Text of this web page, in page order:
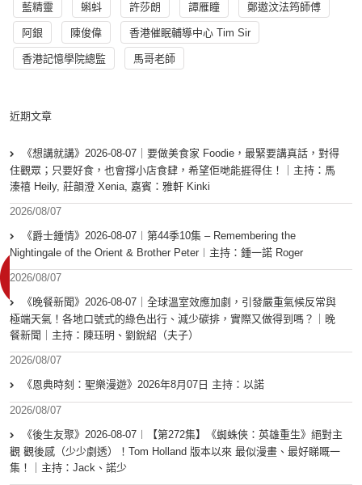
藍精靈 蝌蚪 許莎朗 譚雁瞳 鄭遨汶法筠師傅
阿銀 陳俊偉 香港催眠輔導中心 Tim Sir
香港記憶學院總監 馬哥老師
近期文章
《想講就講》2026-08-07｜要做美食家 Foodie，最緊要講真話，對得
住觀眾；只要好食，也會撐小店食肆，希望佢哋能捱得住！｜主持：馬
溱禧 Heily, 莊韻澄 Xenia, 嘉賓：雅軒 Kinki
2026/08/07
《爵士鍾情》2026-08-07︱第44季10集 – Remembering the
Nightingale of the Orient & Brother Peter︱主持：鍾一諾 Roger
2026/08/07
《晚餐新聞》2026-08-07｜全球溫室效應加劇，引發嚴重氣候反常與
極端天氣！各地口號式的綠色出行、減少碳排，實際又做得到嗎？｜晚
餐新聞｜主持：陳珏明、劉銳紹（夫子）
2026/08/07
《恩典時刻：聖樂漫遊》2026年8月07日 主持：以諾
2026/08/07
《後生友聚》2026-08-07︱【第272集】《蜘蛛俠：英雄重生》絕對主
觀 觀後感（少少劇透）！Tom Holland 版本以來 最似漫畫、最好睇嘅一
集！｜主持：Jack、諾少